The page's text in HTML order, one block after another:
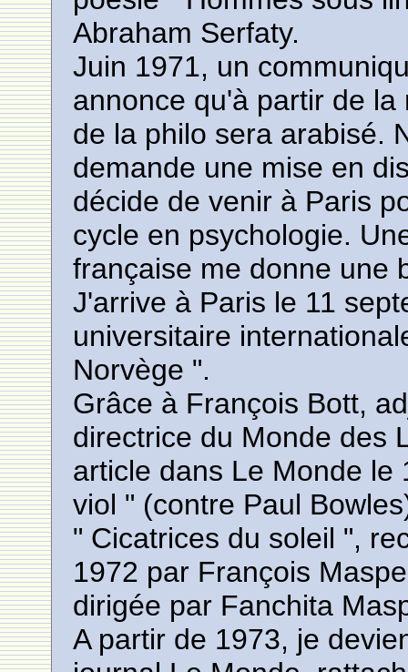
Abraham Serfaty.
Juin 1971, un
annonce qu'à partir de
de la philo sera arabisé.
demande une mise en
décide de venir à Paris
cycle en psychologie.
française me donne une
J'arrive à Paris le 11
universitaire
Norvège ".
Grâce à François Bott,
directrice du Monde des
article dans Le Monde le
viol " (contre Paul
" Cicatrices du soleil ",
1972 par François
dirigée par Fanchita
A partir de 1973, je